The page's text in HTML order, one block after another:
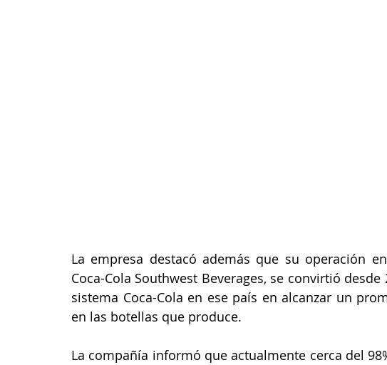
La empresa destacó además que su operación
Coca-Cola Southwest Beverages, se convirtió
sistema Coca-Cola en ese país en alcanzar un
en las botellas que produce.
La compañía informó que actualmente cerca del